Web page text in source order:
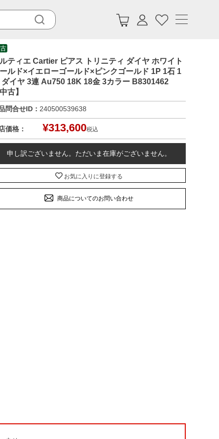
ティエ Cartier ピアス トリニティ ダイヤ ホワイト
ルド×イエローゴールド×ピンクゴールド 1P 1石 1
ダイヤ 3連 Au750 18K 18金 3カラー B8301462
中古】
問合せID： 240500539638
価格： ¥313,600税込
申し訳ございません。ただいま在庫がございません。
お気に入りに登録する
商品についてのお問い合わせ